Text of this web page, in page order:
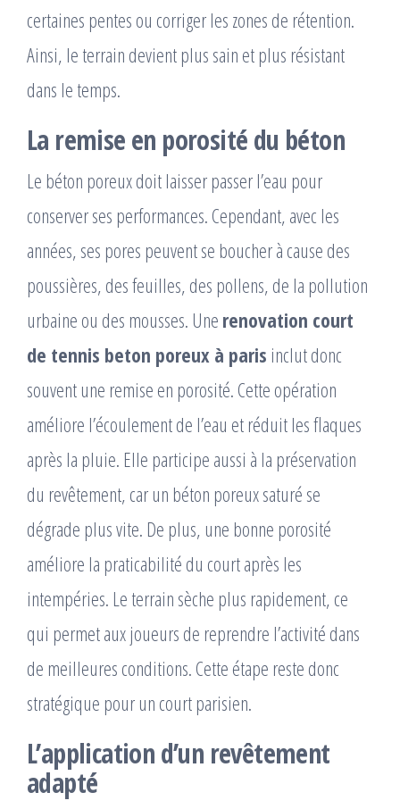
certaines pentes ou corriger les zones de rétention.
Ainsi, le terrain devient plus sain et plus résistant
dans le temps.
La remise en porosité du béton
Le béton poreux doit laisser passer l’eau pour
conserver ses performances. Cependant, avec les
années, ses pores peuvent se boucher à cause des
poussières, des feuilles, des pollens, de la pollution
urbaine ou des mousses. Une renovation court
de tennis beton poreux à paris inclut donc
souvent une remise en porosité. Cette opération
améliore l’écoulement de l’eau et réduit les flaques
après la pluie. Elle participe aussi à la préservation
du revêtement, car un béton poreux saturé se
dégrade plus vite. De plus, une bonne porosité
améliore la praticabilité du court après les
intempéries. Le terrain sèche plus rapidement, ce
qui permet aux joueurs de reprendre l’activité dans
de meilleures conditions. Cette étape reste donc
stratégique pour un court parisien.
L’application d’un revêtement
adapté